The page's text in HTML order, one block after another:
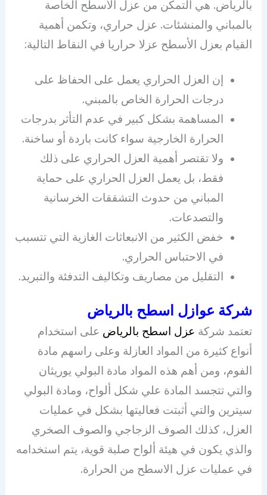
بالرياض. هي التمكن من عزل الأسطح الخاصة
بالمباني والمنشئات. عزل حراري، وتكمن أهمية
القيام بعزل الأسطح عزلا حراريا في النقاط التالية:
إن العزل الحراري يعمل على الحفاظ على
درجات الحرارة الخاص بالمبني.
المساهمة بشكل كبير في عدم التأثر بدرجات
الحرارة الخارجية سواء كانت باردة أو ساخنة.
ولا تقتصر أهمية العزل الحراري على ذلك
فقط، بل يعمل العزل الحراري على حماية
المباني من حدوث التشققات الخرسانية
والتصدعات.
خفض الكثير من الانبعاثات الغازية التي تتسبب
في الاحتباس الحراري.
التقليل من مصاريف وتكاليف التدفئة والتبريد.
شركة عوازل اسطح بالرياض
تعتمد شركة عزل اسطح بالرياض على استخدام
أنواع كثيرة من المواد العازلة وعلى راسهم مادة
الفوم، ومن أهم هذه المواد مادة البولي يوريثان
والتي تتجسد المادة علي شكل ألواح، ومادة البولي
سيترين والتي أثبتت فعاليتها بشكل في عمليات
العزل، كذلك الصوف الزجاجي والصوف الصخري
والذي يكون في هيئة ألواح صلبة قوية، يتم استخدامه
في عمليات عزل الاسطح من الحرارة.